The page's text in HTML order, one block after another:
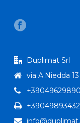
Duplimat Srl
via A.Niedda
+39049629890